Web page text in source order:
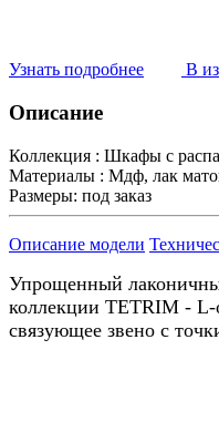
Узнать подробнее В
Описание
Коллекция : Шкафы с
Материалы : Мдф, лак
Размеры: под заказ
Описание модели
Упрощенный
коллекции TETRIM -
связующее звено с